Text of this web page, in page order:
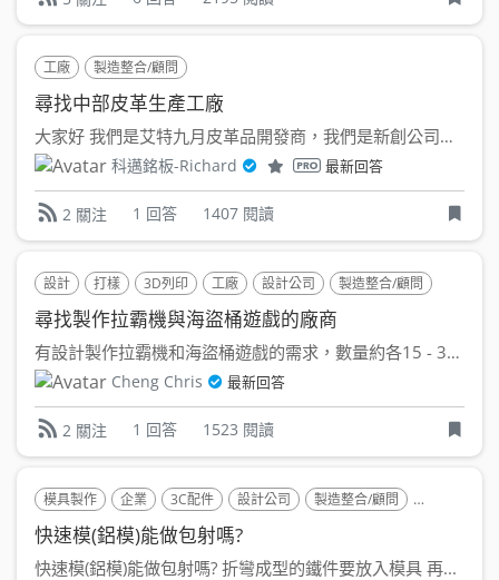
工廠 製造整合/顧問
尋找中部皮革生產工廠
大家好 我們是艾特九月皮革品開發商，我們是新創公司，位於...
科邁銘板-Richard 最新回答
2 關注 1 回答 1407 閱讀
設計 打樣 3D列印 工廠 設計公司 製造整合/顧問
尋找製作拉霸機與海盜桶遊戲的廠商
有設計製作拉霸機和海盜桶遊戲的需求，數量約各15 - 30兩...
Cheng Chris 最新回答
2 關注 1 回答 1523 閱讀
模具製作 企業 3C配件 設計公司 製造整合/顧問 天然橡膠
快速模(鋁模)能做包射嗎?
快速模(鋁模)能做包射嗎? 折彎成型的鐵件要放入模具 再...